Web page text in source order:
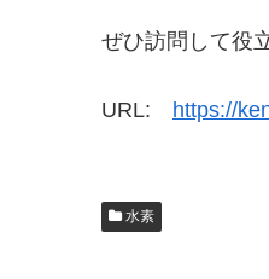
ぜひ訪問して役
URL: https://
水素